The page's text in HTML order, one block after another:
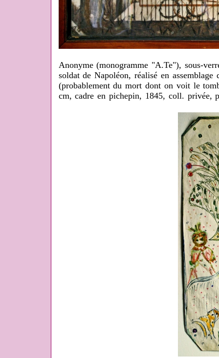
Anonyme (monogramme "A.Te"), sous-
soldat de Napoléon, réalisé en assemblage
(probablement du mort dont on voit le
cm, cadre en pichepin, 1845, coll. privée,